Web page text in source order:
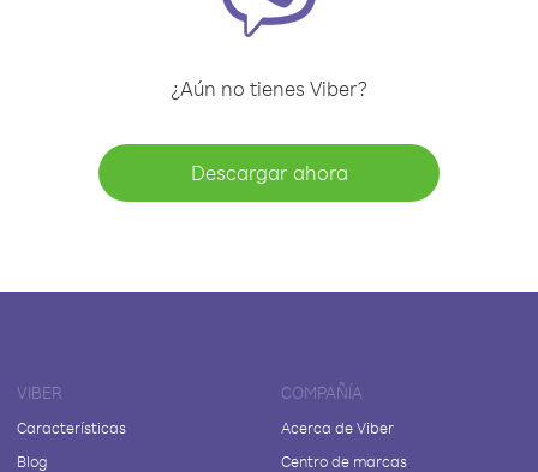
¿Aún no tienes Viber?
Descargar ahora
VIBER
Características
Blog
COMPAÑÍA
Acerca de Viber
Centro de marcas